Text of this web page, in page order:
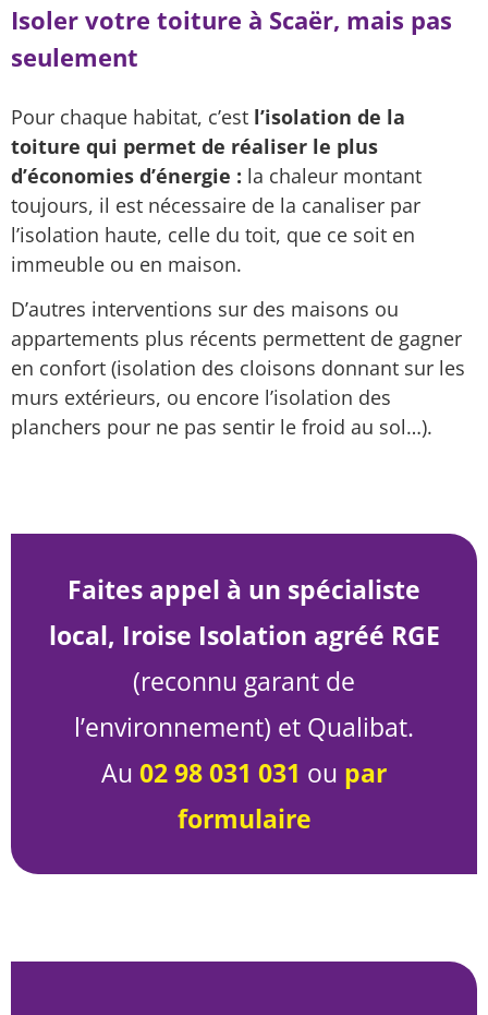
Isoler votre toiture à Scaër, mais pas
seulement
Pour chaque habitat, c’est l’isolation de la
toiture qui permet de réaliser le plus
d’économies d’énergie : la chaleur montant
toujours, il est nécessaire de la canaliser par
l’isolation haute, celle du toit, que ce soit en
immeuble ou en maison.
D’autres interventions sur des maisons ou
appartements plus récents permettent de gagner
en confort (isolation des cloisons donnant sur les
murs extérieurs, ou encore l’isolation des
planchers pour ne pas sentir le froid au sol…).
Faites appel à un spécialiste
local, Iroise Isolation agréé RGE
(reconnu garant de
l’environnement) et Qualibat.
Au 02 98 031 031 ou par
formulaire